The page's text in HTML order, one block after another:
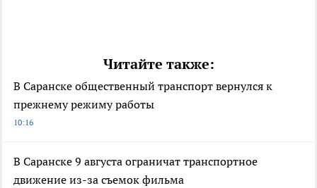
Читайте также:
В Саранске общественный транспорт вернулся к
прежнему режиму работы
10:16
В Саранске 9 августа ограничат транспортное
движение из-за съемок фильма